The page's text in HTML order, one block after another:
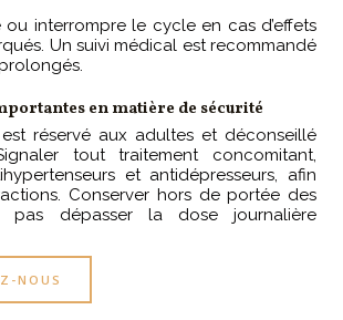
interrompre le cycle en cas d’effets
Un suivi médical est recommandé
en matière de sécurité
réservé aux adultes et déconseillé
tout traitement concomitant,
et antidépresseurs, afin
Conserver hors de portée des
dépasser la dose journalière
NOUS